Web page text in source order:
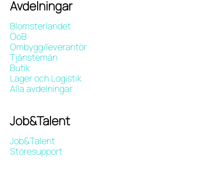
Avdelningar
Blomsterlandet
ÖoB
Ombygg/leverantör
Tjänstemän
Butik
Lager och Logistik
Alla avdelningar
Job&Talent
Job&Talent
Storesupport